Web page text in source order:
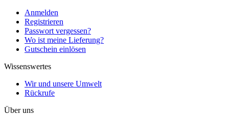
Anmelden
Registrieren
Passwort vergessen?
Wo ist meine Lieferung?
Gutschein einlösen
Wissenswertes
Wir und unsere Umwelt
Rückrufe
Über uns